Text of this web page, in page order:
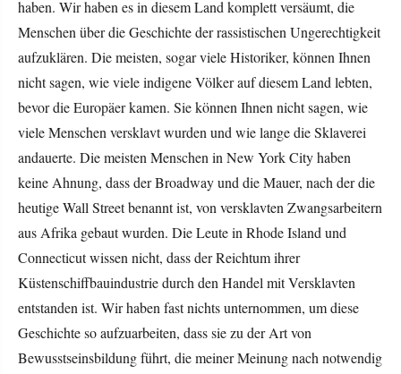
haben. Wir haben es in diesem Land komplett versäumt, die
Menschen über die Geschichte der rassistischen Ungerechtigkeit
aufzuklären. Die meisten, sogar viele Historiker, können Ihnen
nicht sagen, wie viele indigene Völker auf diesem Land lebten,
bevor die Europäer kamen. Sie können Ihnen nicht sagen, wie
viele Menschen versklavt wurden und wie lange die Sklaverei
andauerte. Die meisten Menschen in New York City haben
keine Ahnung, dass der Broadway und die Mauer, nach der die
heutige Wall Street benannt ist, von versklavten Zwangsarbeitern
aus Afrika gebaut wurden. Die Leute in Rhode Island und
Connecticut wissen nicht, dass der Reichtum ihrer
Küstenschiffbauindustrie durch den Handel mit Versklavten
entstanden ist. Wir haben fast nichts unternommen, um diese
Geschichte so aufzuarbeiten, dass sie zu der Art von
Bewusstseinsbildung führt, die meiner Meinung nach notwendig